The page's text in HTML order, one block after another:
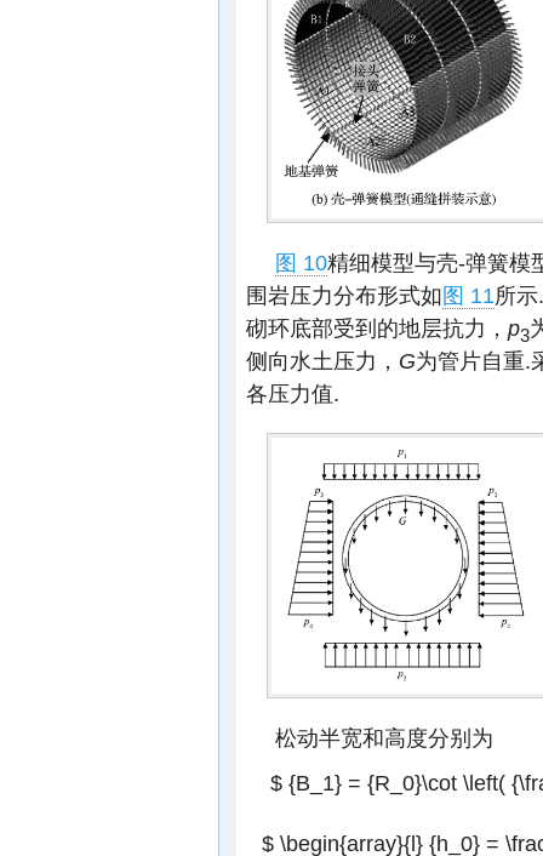
图 10精细模型与壳-弹簧模
围岩压力分布形式如图 11所
砌环底部受到的地层抗力， p3
侧向水土压力， G为管片自重.
各压力值.
松动半宽和高度分别为
$ {B_1} = {R_0}\cot \left(
$ \begin{array}{l} {h_0} =